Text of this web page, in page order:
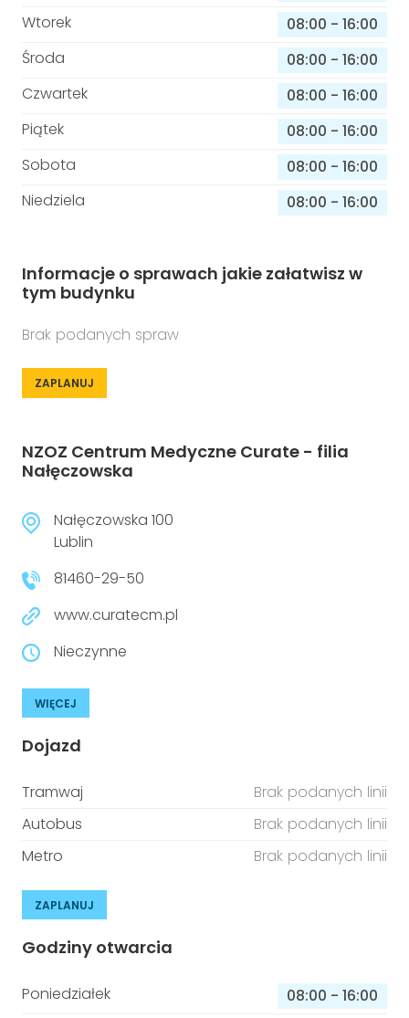
Wtorek 08:00 - 16:00
Środa
08:00 - 16:00
Czwartek
08:00 - 16:00
Piątek
08:00 - 16:00
Sobota
08:00 - 16:00
Niedziela
08:00 - 16:00
Informacje o sprawach jakie załatwisz w
tym budynku
Brak podanych spraw
ZAPLANUJ
NZOZ Centrum Medyczne Curate - filia
Nałęczowska
Nałęczowska 100
Lublin
81460-29-50
www.curatecm.pl
Nieczynne
WIĘCEJ
Dojazd
Tramwaj
Brak podanych linii
Autobus
Brak podanych linii
Metro
Brak podanych linii
ZAPLANUJ
Godziny otwarcia
Poniedziałek 08:00 - 16:00